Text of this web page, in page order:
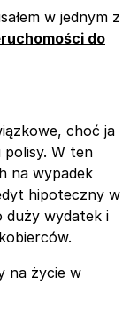
w jednym z
do
choć ja
W ten
na wypadek
hipoteczny w
duży wydatek i
na życie w